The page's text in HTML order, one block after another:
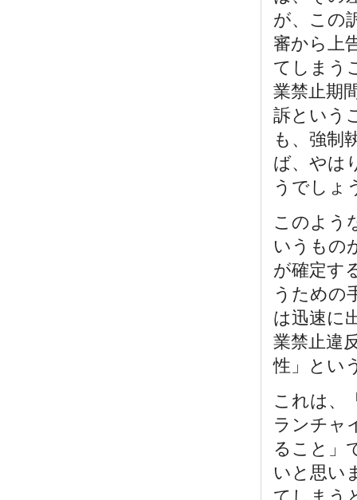
が、この
審から上
てしまう
業禁止期
訴という
も、強制
ば、やは
うでしょ
このよう
いうもの
が確定す
うための
は迅速に
業禁止違
性」とい
これは、
ランチャ
ること」
いと思い